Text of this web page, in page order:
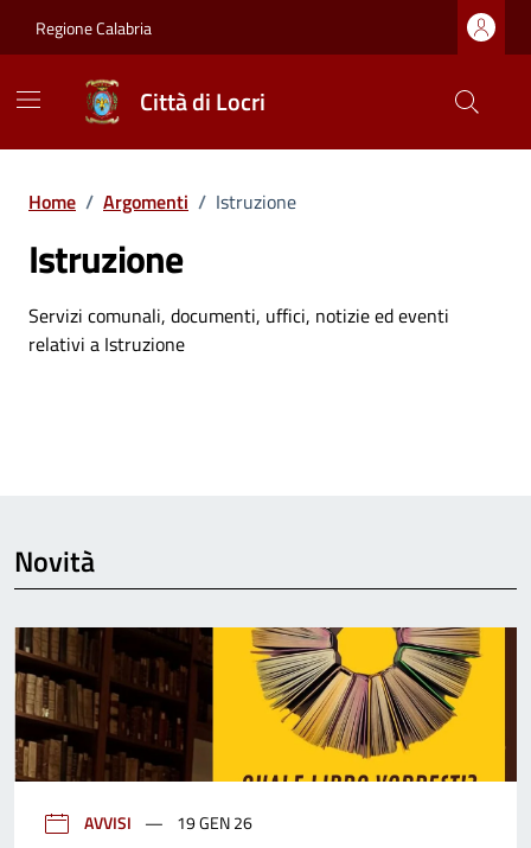
Regione Calabria
Città di Locri
Home / Argomenti / Istruzione
Istruzione
Dettagli dell'argomento
Servizi comunali, documenti, uffici, notizie ed eventi
relativi a Istruzione
Novità
AVVISI 19 GEN 26